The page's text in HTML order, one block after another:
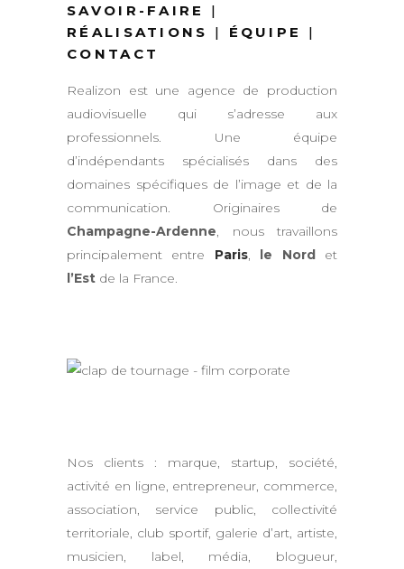
SAVOIR-FAIRE
|
RÉALISATIONS
| ÉQUIPE
|
CONTACT
Realizon est une agence de production
audiovisuelle qui s’adresse aux
professionnels. Une équipe
d’indépendants spécialisés dans des
domaines spécifiques de l’image et de la
communication. Originaires de
Champagne-Ardenne, nous travaillons
principalement entre Paris, le Nordet
l’Est de la France.
Nos clients : marque, startup, société,
activité en ligne, entrepreneur, commerce,
association, service public, collectivité
territoriale, club sportif, galerie d’art, artiste,
musicien, label, média, blogueur,